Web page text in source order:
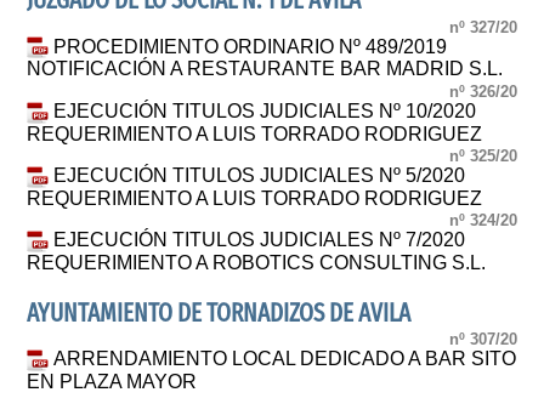
nº 327/20
PROCEDIMIENTO ORDINARIO Nº 489/2019
NOTIFICACIÓN A RESTAURANTE BAR MADRID S.L.
nº 326/20
EJECUCIÓN TITULOS JUDICIALES Nº 10/2020
REQUERIMIENTO A LUIS TORRADO RODRIGUEZ
nº 325/20
EJECUCIÓN TITULOS JUDICIALES Nº 5/2020
REQUERIMIENTO A LUIS TORRADO RODRIGUEZ
nº 324/20
EJECUCIÓN TITULOS JUDICIALES Nº 7/2020
REQUERIMIENTO A ROBOTICS CONSULTING S.L.
AYUNTAMIENTO DE TORNADIZOS DE AVILA
nº 307/20
ARRENDAMIENTO LOCAL DEDICADO A BAR SITO
EN PLAZA MAYOR